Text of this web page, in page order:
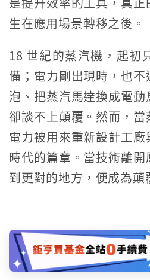
生在應用場景轉移之後。
18 世紀的蒸汽機，起初
備；電力剛出現時，也
泡、把蒸汽馬達換成電動
卻談不上顛覆。然而，當
電力被用來重新設計工
時代的篇章。當技術離
到更對的地方，便成為顛